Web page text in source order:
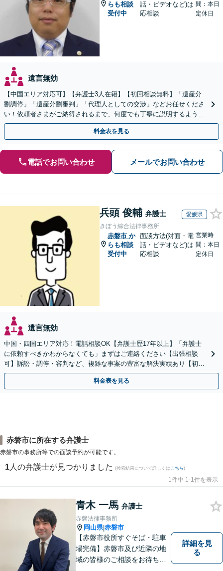
らも相談
受付中
話・ビデオなど)は
応相談
間：本日
定休日
遺言無効
【中国エリア対応可】【弁護士3人在籍】【初回相談無料】「遺産分
割調停」「遺産分割審判」「代理人としての交渉」などお任せくださ
い！依頼者さまがご納得されるまで、何度でも丁寧に説明するよう心
掛けています【土日祝／夜間対応可】【当日／電話相談可】
料金表を見る
電話でお問い合わせ メールでお問い合わせ
兵頭 俊輔 弁護士 愛媛県
きぼう綜合法律事務所
赤磐市 か
らも相談
受付中
面談方法(対面・電
話・ビデオなど)は
応相談
営業時
間：本日
定休日
遺言無効
中国・四国エリア対応！電話相談OK【弁護士歴17年以上】「弁護士
に依頼すべきかわからなくても」まずはご連絡ください【出張相談
可】訴訟・調停・審判など、複雑な事案の豊富な解決実績あり【初回
相談無料】初回面談のみで解決できるケースもあります
料金表を見る
赤磐市に所在する弁護士
赤磐市の事務所等での面談予約が可能です。
1 人の弁護士が見つかりました (検索結果について詳しくは こちら)
1件中 1-1件を表示
青木 一馬 弁護士
赤磐法律事務所
岡山県|赤磐市
【赤磐市役所すぐそば・駐車
場完備】赤磐市及び近隣の地
域の皆様のご相談をお待ちし
詳細を見
る